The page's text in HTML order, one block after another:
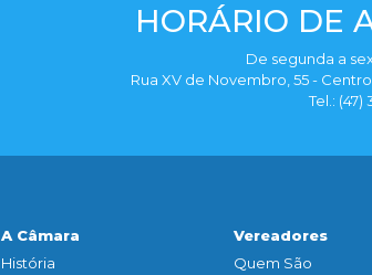
HORÁRIO DE
De segunda a
Rua XV de Novembro, 55 -
Tel.: (47)
A Câmara
História
Vereadores
Quem São